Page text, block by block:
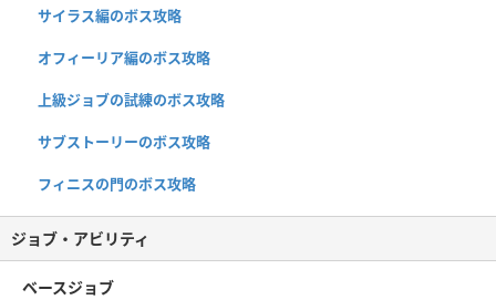
サイラス編のボス攻略
オフィーリア編のボス攻略
上級ジョブの試練のボス攻略
サブストーリーのボス攻略
フィニスの門のボス攻略
ジョブ・アビリティ
ベースジョブ